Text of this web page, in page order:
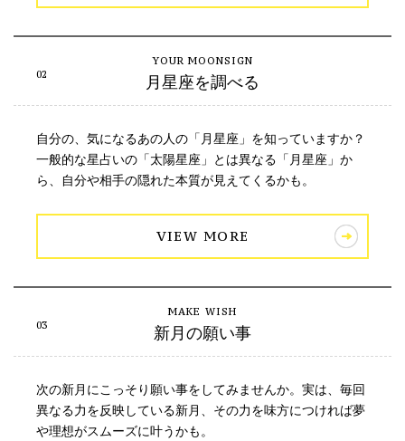
月星座を調べる
自分の、気になるあの人の「月星座」を知っていますか？
一般的な星占いの「太陽星座」とは異なる「月星座」か
ら、自分や相手の隠れた本質が見えてくるかも。
VIEW MORE
新月の願い事
次の新月にこっそり願い事をしてみませんか。実は、毎回
異なる力を反映している新月、その力を味方につければ夢
や理想がスムーズに叶うかも。